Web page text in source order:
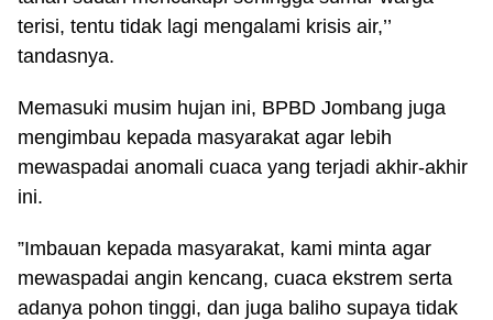
terisi, tentu tidak lagi mengalami krisis air,’’
tandasnya.
Memasuki musim hujan ini, BPBD Jombang juga
mengimbau kepada masyarakat agar lebih
mewaspadai anomali cuaca yang terjadi akhir-akhir
ini.
”Imbauan kepada masyarakat, kami minta agar
mewaspadai angin kencang, cuaca ekstrem serta
adanya pohon tinggi, dan juga baliho supaya tidak